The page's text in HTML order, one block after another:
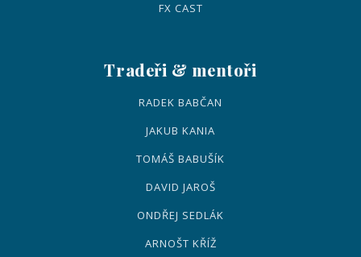
FX CAST
Tradeři & mentoři
RADEK BABČAN
JAKUB KANIA
TOMÁŠ BABUŠÍK
DAVID JAROŠ
ONDŘEJ SEDLÁK
ARNOŠT KŘÍŽ